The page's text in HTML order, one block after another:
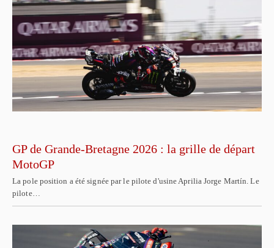
GP de Grande-Bretagne 2026 : la grille de départ
MotoGP
La pole position a été signée par le pilote d'usine Aprilia Jorge Martín. Le
pilote…